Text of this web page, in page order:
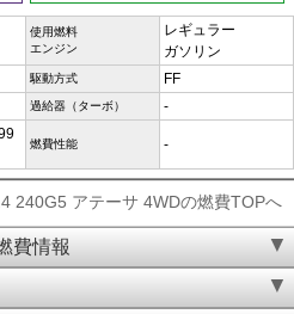
使用燃料
エンジン
レギュラー
ガソリン
駆動方式 FF
過給器（ターボ） -
燃費性能 -
240G5 アテーサ 4WDの燃費TOPへ
費情報